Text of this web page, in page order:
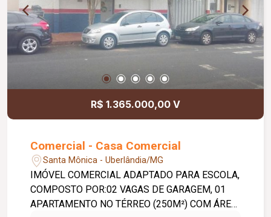
R$ 1.365.000,00 V
Comercial - Casa Comercial
Santa Mônica - Uberlândia/MG
IMÓVEL COMERCIAL ADAPTADO PARA ESCOLA,
COMPOSTO POR:02 VAGAS DE GARAGEM, 01
APARTAMENTO NO TÉRREO (250M²) COM ÁREA